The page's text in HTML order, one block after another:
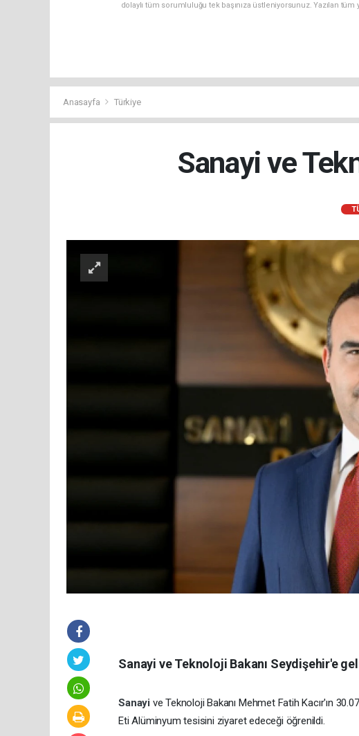
dolaylı tüm sorumluluğu tek başınıza üstleniyorsunuz. Yazılan
Anasayfa Türkiye
Sanayi ve
Sanayi ve Teknoloji Bakanı Seydişehir'e
Sanayi ve Teknoloji Bakanı Mehmet Fatih Kacır'ın
Eti Alüminyum tesisini ziyaret edeceği öğrenildi.